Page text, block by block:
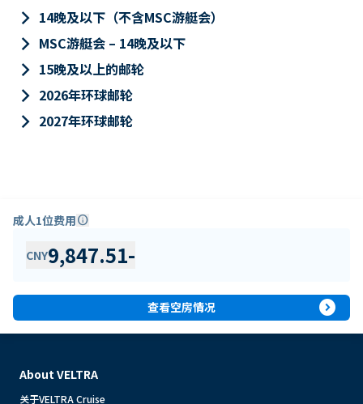
keyboard_arrow_right 14晚及以下（不含MSC游艇会）
keyboard_arrow_right MSC游艇会 – 14晚及以下
keyboard_arrow_right 15晚及以上的邮轮
keyboard_arrow_right 2026年环球邮轮
keyboard_arrow_right 2027年环球邮轮
成人1位费用info
CNY9,847.51-
查看空房情况 expand_circle_right
About VELTRA
关于VELTRA Cruise